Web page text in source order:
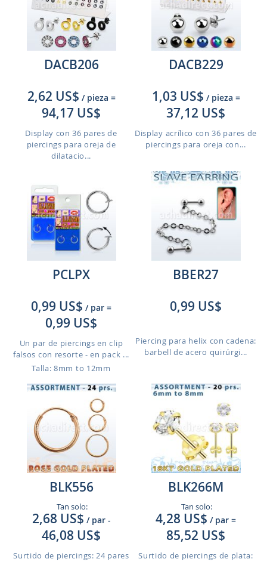
DACB206
2,62 US$ / pieza =
94,17 US$
Display con 36 pares de
piercings para oreja de
dilatacio...
DACB229
1,03 US$ / pieza =
37,12 US$
Display acrílico con 36 pares de
piercings para oreja con...
PCLPX
0,99 US$ / par =
0,99 US$
Un par de piercings en clip
falsos con resorte - en pack ...
Talla: 8mm to 12mm
BBER27
0,99 US$
Piercing para helix con cadena:
barbell de acero quirúrgi...
BLK556
Tan solo:
2,68 US$ / par -
46,08 US$
Surtido de piercings: 24 pares
BLK266M
Tan solo:
4,28 US$ / par =
85,52 US$
Surtido de piercings de plata: